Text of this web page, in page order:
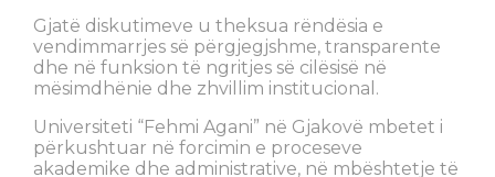
Gjatë diskutimeve u theksua rëndësia e
vendimmarrjes së përgjegjshme, transparente
dhe në funksion të ngritjes së cilësisë në
mësimdhënie dhe zhvillim institucional.
Universiteti “Fehmi Agani” në Gjakovë mbetet i
përkushtuar në forcimin e proceseve
akademike dhe administrative, në mbështetje të